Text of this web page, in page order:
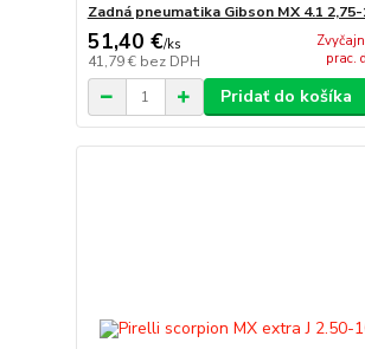
Zadná pneumatika Gibson MX 4.1 2,75-
51,40 €/ks
41,79 € bez DPH
prac.
Pridať do košíka